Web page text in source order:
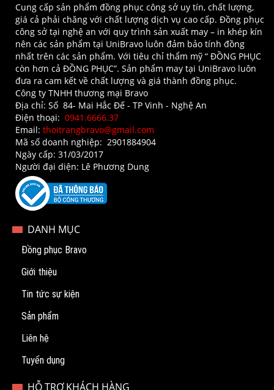
Cung cấp sản phẩm đồng phục công sở uy tín, chất lượng,
giá cả phải chăng với chất lượng dịch vụ cao cấp. Đồng phục
công sở tại nghệ an với quy trình sản xuất may – in khép kín
nên các sản phẩm tại UniBravo luôn đảm bảo tính đồng
nhất trên các sản phẩm. Với tiêu chỉ thẩm mỹ “ ĐỒNG PHỤC
còn hơn cả ĐỒNG PHỤC”. Sản phẩm may tại UniBravo luôn
đưa ra cam kết về chất lượng và giá thành đồng phục.
Công ty TNHH thương mại Bravo
Địa chỉ: Số 84- Mai Hắc Đế - TP Vinh - Nghệ An​
Điện thoại: 0941.6666.37
Email: thoitrangbravo@gmail.com
Mã số doanh nghiệp: 2901884904
Ngày cấp: 31/03/2017
Người đại diện: Lê Phương Dung
DANH MỤC
Đồng phục Bravo
Giới thiệu
Tin tức sự kiện
Sản phẩm
Liên hệ
Tuyển dụng
HỖ TRỢ KHÁCH HÀNG